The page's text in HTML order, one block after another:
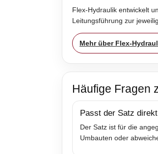
Flex-Hydraulik entwickelt
Leitungsführung zur
Mehr über Flex-
Häufige Fragen
Passt der Satz
Der Satz ist für die
Umbauten oder